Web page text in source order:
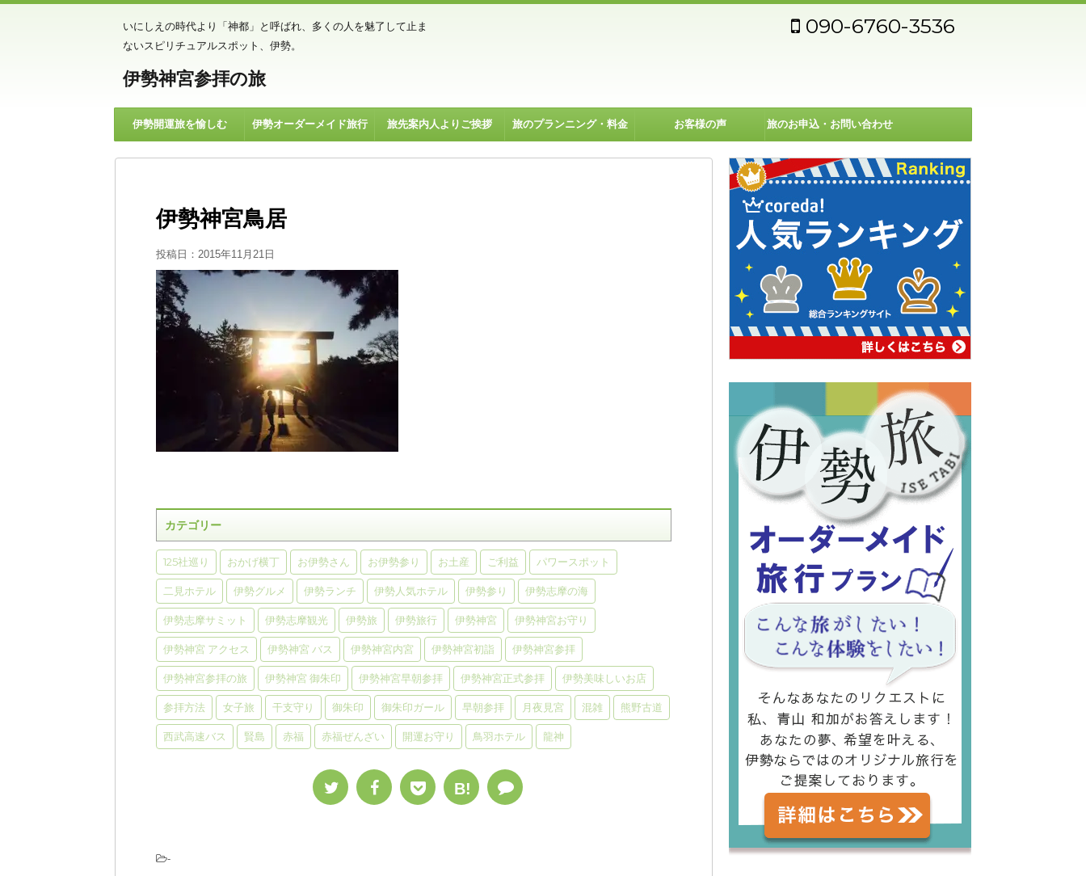
いにしえの時代より「神都」と呼ばれ、多くの人を魅了して止ま
ないスピリチュアルスポット、伊勢。
伊勢神宮参拝の旅
090-6760-3536
伊勢開運旅を愉しむ 伊勢オーダーメイド旅行 旅先案内人よりご挨拶 旅のプランニング・料金 お客様の声 旅のお申込・お問い合わせ
伊勢神宮鳥居
投稿日： 2015年11月21日
カテゴリー
125社巡り おかげ横丁 お伊勢さん お伊勢参り お土産 ご利益 パワースポット
二見ホテル 伊勢グルメ 伊勢ランチ 伊勢人気ホテル 伊勢参り 伊勢志摩の海
伊勢志摩サミット 伊勢志摩観光 伊勢旅 伊勢旅行 伊勢神宮 伊勢神宮お守り
伊勢神宮 アクセス 伊勢神宮 バス 伊勢神宮内宮 伊勢神宮初詣 伊勢神宮参拝
伊勢神宮参拝の旅 伊勢神宮 御朱印 伊勢神宮早朝参拝 伊勢神宮正式参拝 伊勢美味しいお店
参拝方法 女子旅 干支守り 御朱印 御朱印ガール 早朝参拝 月夜見宮 混雑 熊野古道
西武高速バス 賢島 赤福 赤福ぜんざい 開運お守り 鳥羽ホテル 龍神
B!
-